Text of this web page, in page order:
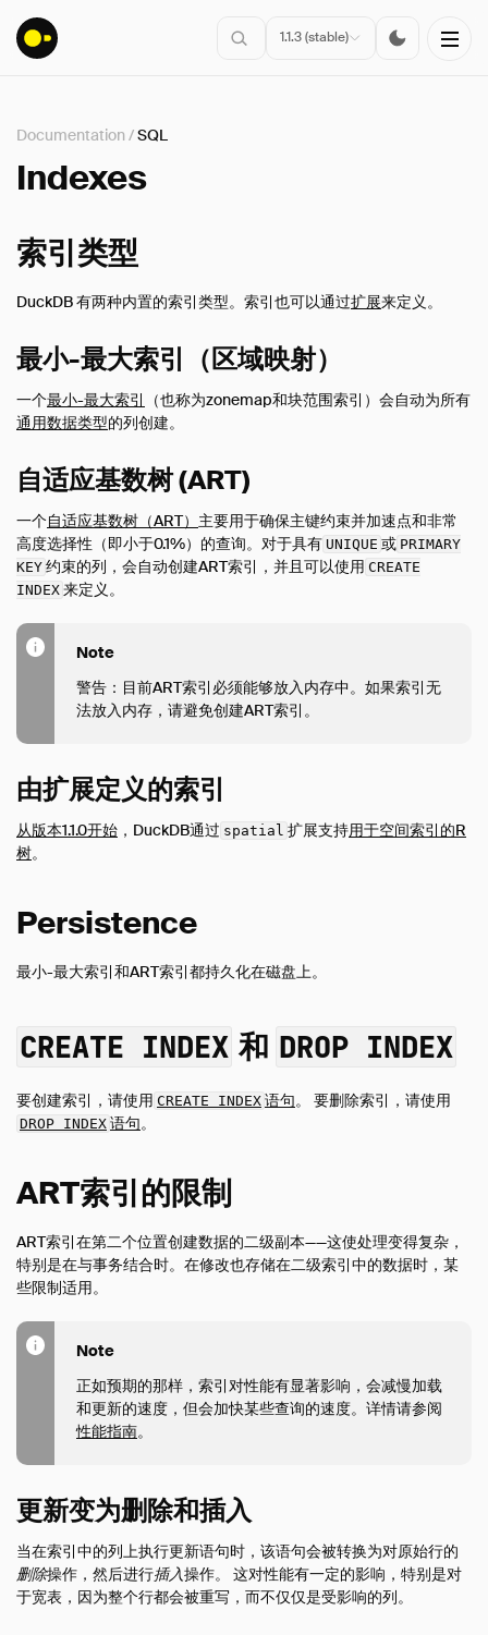
1.1.3 (stable)
安装
连接
客户端API
SQL
介绍
语句
数据类型
函数
约束
示例
指南
操作手册
Sitemap
Why DuckDB
FAQ
Live Demo
Documentation/SQL
Indexes
索引类型
DuckDB 有两种内置的索引类型。索引也可以通过扩展来定义。
最小-最大索引（区域映射）
一个最小-最大索引
（也称为zonemap和块范围索引）会自动为所有
通用数据类型的列创建。
自适应基数树 (ART)
一个自适应基数树（ART） 主要用于确保主键约束并加速点和非常
高度选择性（即小于0.1%）的查询。对于具有 UNIQUE 或 PRIMARY
KEY 约束的列，会自动创建ART索引，并且可以使用 CREATE
INDEX 来定义。
Note
警告：目前ART索引必须能够放入内存中。如果索引无
法放入内存，请避免创建ART索引。
由扩展定义的索引
从版本1.1.0开始 ，DuckDB通过 spatial 扩展支持用于空间索引的R
树。
Persistence
最小-最大索引和ART索引都持久化在磁盘上。
CREATE INDEX 和 DROP INDEX
要创建索引，请使用 CREATE INDEX 语句。 要删除索引，请使用
DROP INDEX 语句。
ART索引的限制
ART索引在第二个位置创建数据的二级副本——这使处理变得复杂，
特别是在与事务结合时。在修改也存储在二级索引中的数据时，某
些限制适用。
Note
正如预期的那样，索引对性能有显著影响，会减慢加载
和更新的速度，但会加快某些查询的速度。详情请参阅
性能指南。
更新变为删除和插入
当在索引中的列上执行更新语句时，该语句会被转换为对原始行的
删除操作，然后进行插入操作。 这对性能有一定的影响，特别是对
于宽表，因为整个行都会被重写，而不仅仅是受影响的列。